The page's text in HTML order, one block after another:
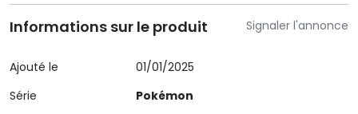
Signaler l'annonce
Informations sur le produit
Ajouté le
01/01/2025
Série
Pokémon